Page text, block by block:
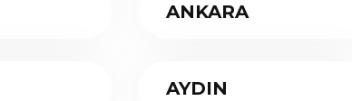
ANKARA
AYDIN